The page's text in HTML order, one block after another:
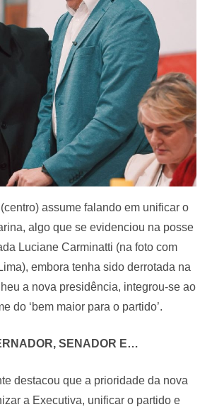
assume falando em unificar o
algo que se evidenciou na posse
Luciane Carminatti (na foto com
embora tenha sido derrotada na
a nova presidência, integrou-se ao
do ‘bem maior para o partido’.
SENADOR E…
destacou que a prioridade da nova
a Executiva, unificar o partido e